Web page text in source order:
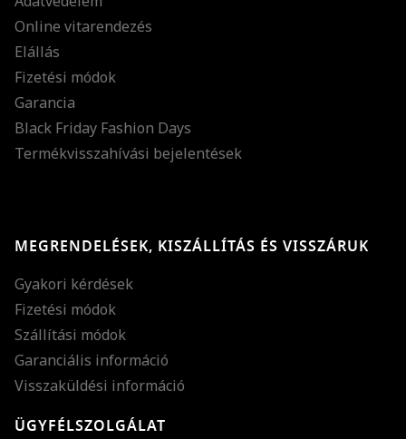
Online vitarendezés
Elállás
Fizetési módok
Garancia
Black Friday Fashion Days
Termékvisszahívási bejelentések
MEGRENDELÉSEK, KISZÁLLÍTÁS ÉS VISSZÁRUK
Gyakori kérdések
Fizetési módok
Szállítási módok
Garanciális információ
Visszaküldési információ
ÜGYFÉLSZOLGÁLAT